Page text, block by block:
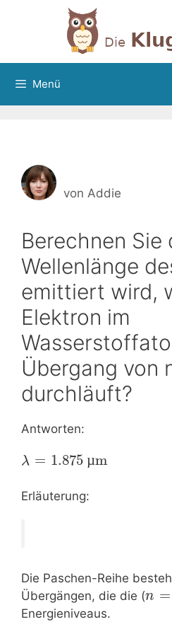
Menü
von Addie
Berechnen Sie
Wellenlänge
emittiert wird,
Elektron im
Übergang von
durchläuft?
Antworten:
λ = 1.875 µm
Erläuterung:
Die Paschen-Reihe
Übergängen, die die (n =
Energieniveaus.